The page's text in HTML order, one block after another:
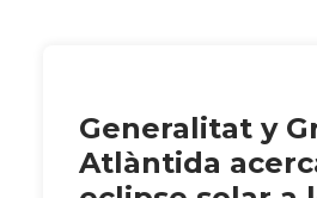
Generalitat y
Atlàntida